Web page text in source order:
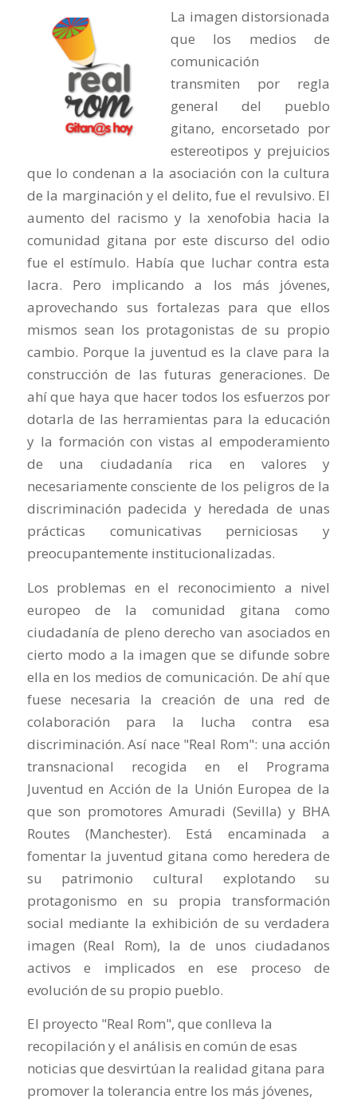
La imagen distorsionada
que los medios de
comunicación
transmiten por regla
general del pueblo
gitano, encorsetado por
estereotipos y prejuicios
que lo condenan a la asociación con la cultura
de la marginación y el delito, fue el revulsivo. El
aumento del racismo y la xenofobia hacia la
comunidad gitana por este discurso del odio
fue el estímulo. Había que luchar contra esta
lacra. Pero implicando a los más jóvenes,
aprovechando sus fortalezas para que ellos
mismos sean los protagonistas de su propio
cambio. Porque la juventud es la clave para la
construcción de las futuras generaciones. De
ahí que haya que hacer todos los esfuerzos por
dotarla de las herramientas para la educación
y la formación con vistas al empoderamiento
de una ciudadanía rica en valores y
necesariamente consciente de los peligros de la
discriminación padecida y heredada de unas
prácticas comunicativas perniciosas y
preocupantemente institucionalizadas.
Los problemas en el reconocimiento a nivel
europeo de la comunidad gitana como
ciudadanía de pleno derecho van asociados en
cierto modo a la imagen que se difunde sobre
ella en los medios de comunicación. De ahí que
fuese necesaria la creación de una red de
colaboración para la lucha contra esa
discriminación. Así nace "Real Rom": una acción
transnacional recogida en el Programa
Juventud en Acción de la Unión Europea de la
que son promotores Amuradi (Sevilla) y BHA
Routes (Manchester). Está encaminada a
fomentar la juventud gitana como heredera de
su patrimonio cultural explotando su
protagonismo en su propia transformación
social mediante la exhibición de su verdadera
imagen (Real Rom), la de unos ciudadanos
activos e implicados en ese proceso de
evolución de su propio pueblo.
El proyecto "Real Rom", que conlleva la
recopilación y el análisis en común de esas
noticias que desvirtúan la realidad gitana para
promover la tolerancia entre los más jóvenes,